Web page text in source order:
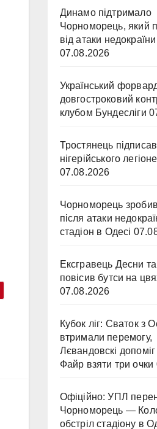
Динамо підтримало
Чорноморець, який
від атаки
07.08.2026
Український
довгостроковий
клубом Бундесліги
Тростянець підписав
нігерійського
07.08.2026
Чорноморець
після атаки
стадіон в Одесі
Ексгравець Десни
повісив бутси на
07.08.2026
Кубок ліг: Сваток з
втримали перемогу,
Лєвандовскі
Файр взяти три очки
Офіційно: УПЛ
Чорноморець —
обстріл стадіону в